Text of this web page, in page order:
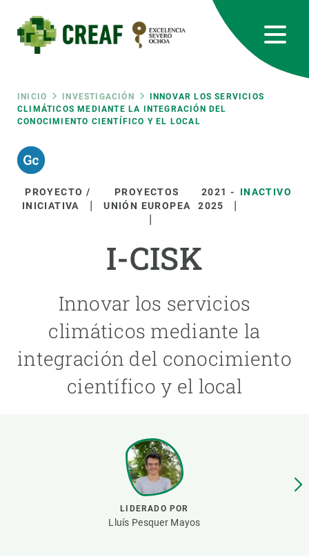
contenido
principal
Ruta
de
navegación
INICIO INVESTIGACIÓN
INNOVAR LOS SERVICIOS
CLIMÁTICOS MEDIANTE LA INTEGRACIÓN DEL
CONOCIMIENTO CIENTÍFICO Y EL LOCAL
PROYECTO /
INICIATIVA
PROYECTOS
UNIÓN EUROPEA
2021 -
2025
INACTIVO
I-CISK
Innovar los servicios
climáticos mediante la
integración del conocimiento
científico y el local
LIDERADO POR
Lluís Pesquer Mayos
RRSS
Featured
responsive
Responsive
SOBRE NOSOTROS
ÚNETE A NOSOTROS
PARTICIPA
NOTICIAS Y AGENDA